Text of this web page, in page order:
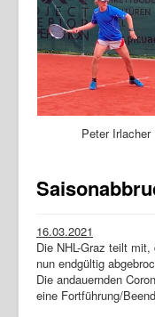
Peter Irlacher
16.03.2021
Die NHL-Graz teilt
nun endgültig
Die andauernden
eine Fortführung/